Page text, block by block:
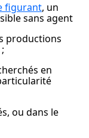
figurant, un
sans agent
productions
en
ou dans le